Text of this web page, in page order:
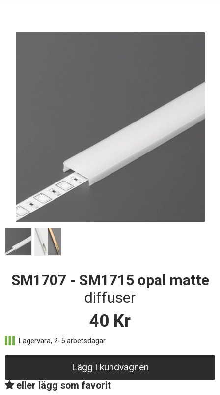
SM1707 - SM1715 opal matte
diffuser
40 Kr
Lägg i kundvagnen
eller lägg som favorit